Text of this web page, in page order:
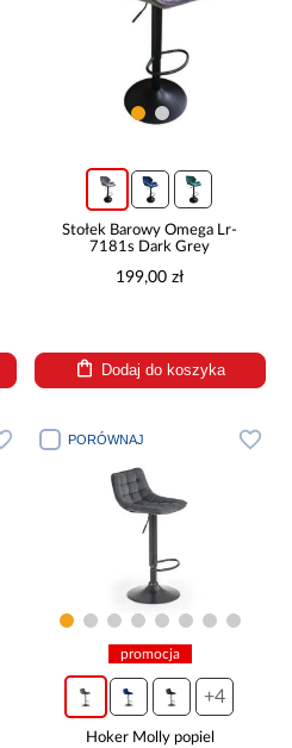
Stołek Barowy Omega Lr-
7181s Dark Grey
199,00 zł
Dodaj do koszyka
PORÓWNAJ
promocja
+4
Hoker Molly popiel